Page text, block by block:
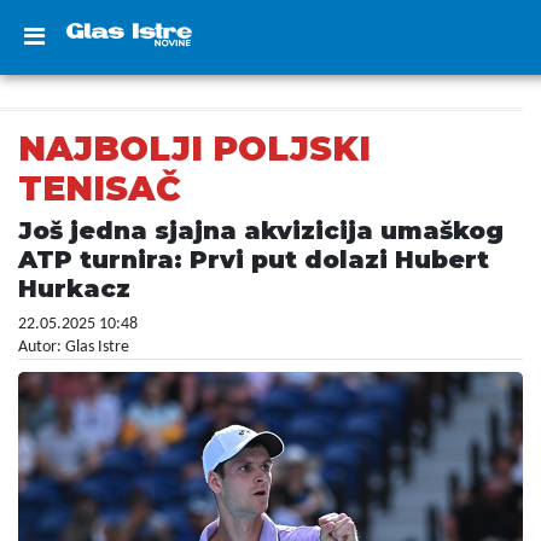
NAJBOLJI POLJSKI
TENISAČ
Još jedna sjajna akvizicija umaškog
ATP turnira: Prvi put dolazi Hubert
Hurkacz
22.05.2025 10:48
Autor: Glas Istre